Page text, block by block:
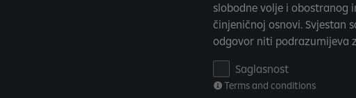
o
n
d
i
t
slobodne volje i obostranog
činjeničnoj osnovi. Svjestan
odgovor niti podrazumijeva
e
Saglasnost
Terms and conditions